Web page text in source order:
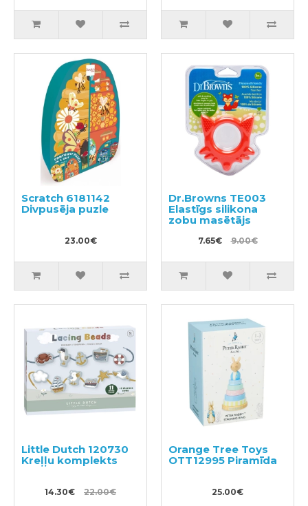
Scratch 6181142
Divpusēja puzle
23.00€
Dr.Browns TE003
Elastīgs silikona
zobu masētājs
7.65€ 9.00€
Little Dutch 120730
Kreļļu komplekts
14.30€ 22.00€
Orange Tree Toys
OTT12995 Piramīda
25.00€